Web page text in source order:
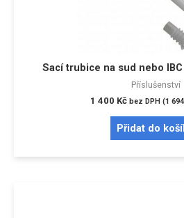
Sací trubice na sud nebo
Příslušenství
1 400 Kč bez DPH (1 694
Přidat do